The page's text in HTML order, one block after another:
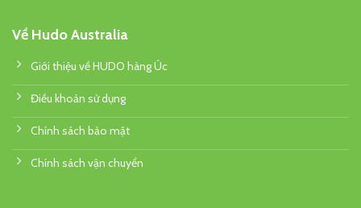
Về Hudo Australia
Giới thiệu về HUDO hàng Úc
Điều khoản sử dụng
Chính sách bảo mật
Chính sách vận chuyển